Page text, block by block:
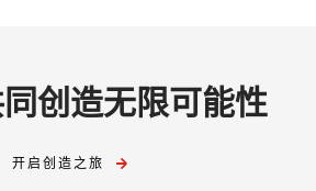
创造无限可能性
开启创造之旅